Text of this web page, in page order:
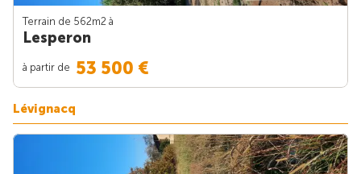
Terrain de 562m2 à
Lesperon
à partir de 53 500 €
Lévignacq